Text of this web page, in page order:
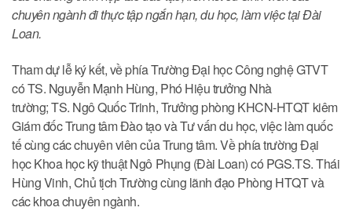
chuyên ngành đi thực tập ngắn hạn, du học, làm việc tại Đài
Loan.
Tham dự lễ ký kết, về phía Trường Đại học Công nghệ GTVT
có TS. Nguyễn Mạnh Hùng, Phó Hiệu trưởng Nhà
trường; TS. Ngô Quốc Trinh, Trưởng phòng KHCN-HTQT kiêm
Giám đốc Trung tâm Đào tạo và Tư vấn du học, việc làm quốc
tế cùng các chuyên viên của Trung tâm. Về phía trường Đại
học Khoa học kỹ thuật Ngô Phụng (Đài Loan) có PGS.TS. Thái
Hùng Vinh, Chủ tịch Trường cùng lãnh đạo Phòng HTQT và
các khoa chuyên ngành.